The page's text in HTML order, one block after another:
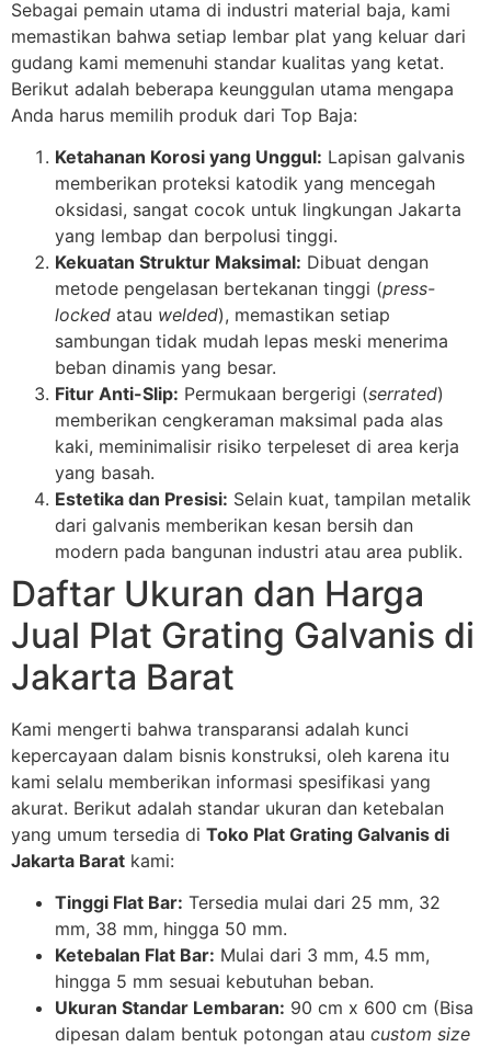
Sebagai pemain utama di industri material baja, kami
memastikan bahwa setiap lembar plat yang keluar dari
gudang kami memenuhi standar kualitas yang ketat.
Berikut adalah beberapa keunggulan utama mengapa
Anda harus memilih produk dari Top Baja:
Ketahanan Korosi yang Unggul: Lapisan galvanis
memberikan proteksi katodik yang mencegah
oksidasi, sangat cocok untuk lingkungan Jakarta
yang lembap dan berpolusi tinggi.
Kekuatan Struktur Maksimal: Dibuat dengan
metode pengelasan bertekanan tinggi (press-
locked atau welded), memastikan setiap
sambungan tidak mudah lepas meski menerima
beban dinamis yang besar.
Fitur Anti-Slip: Permukaan bergerigi (serrated)
memberikan cengkeraman maksimal pada alas
kaki, meminimalisir risiko terpeleset di area kerja
yang basah.
Estetika dan Presisi: Selain kuat, tampilan metalik
dari galvanis memberikan kesan bersih dan
modern pada bangunan industri atau area publik.
Daftar Ukuran dan Harga
Jual Plat Grating Galvanis di
Jakarta Barat
Kami mengerti bahwa transparansi adalah kunci
kepercayaan dalam bisnis konstruksi, oleh karena itu
kami selalu memberikan informasi spesifikasi yang
akurat. Berikut adalah standar ukuran dan ketebalan
yang umum tersedia di Toko Plat Grating Galvanis di
Jakarta Barat kami:
Tinggi Flat Bar: Tersedia mulai dari 25 mm, 32
mm, 38 mm, hingga 50 mm.
Ketebalan Flat Bar: Mulai dari 3 mm, 4.5 mm,
hingga 5 mm sesuai kebutuhan beban.
Ukuran Standar Lembaran: 90 cm x 600 cm (Bisa
dipesan dalam bentuk potongan atau custom size